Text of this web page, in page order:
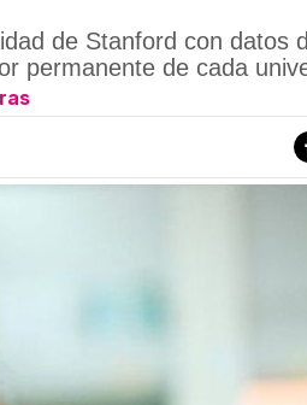
de Stanford con datos
permanente de cada